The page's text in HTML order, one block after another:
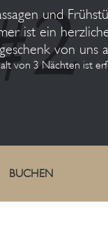
und
ist ein
von uns
von 3 Nächten ist
BUCHEN